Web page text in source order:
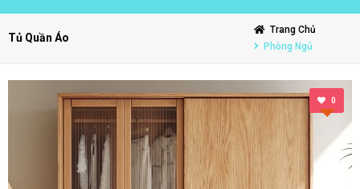
Tủ Quần Áo
Trang Chủ
Phòng Ngủ
0